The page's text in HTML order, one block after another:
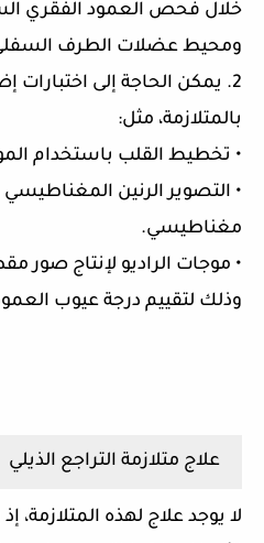
خلال فحص العمود الفقري
ومحيط عضلات الطرف
2. يمكن الحاجة إلى اختبارات
بالمتلازمة، مثل:
• تخطيط القلب باستخدام
• التصوير الرنين
مغناطيسي.
• موجات الراديو لإنتاج صور
وذلك لتقييم درجة عيوب
علاج متلازمة التراجع الذيلي
لا يوجد علاج لهذه المتلازمة،